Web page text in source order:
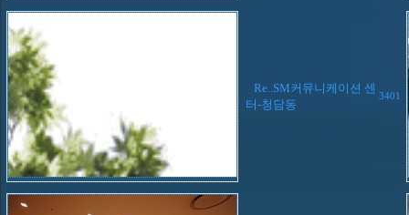
Re..SM커뮤니케이션 센
터-청담동
3401